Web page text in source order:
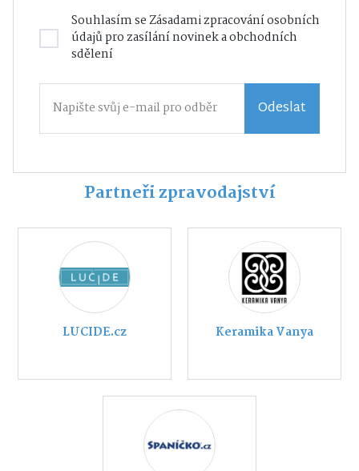
Souhlasím seZásadami zpracování osobních
údajůpro zasílání novinek a obchodních
sdělení
Odeslat
Partneři zpravodajství
LUCIDE.cz Keramika Vanya